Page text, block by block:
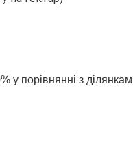
у порівнянні з